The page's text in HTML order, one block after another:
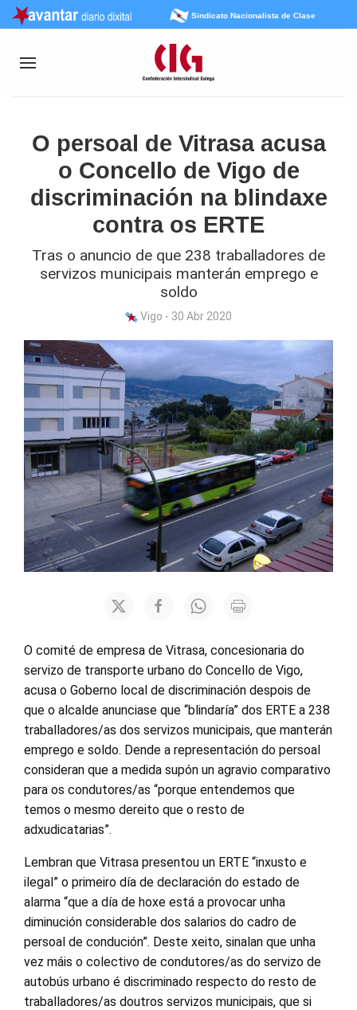
Sindicato Nacionalista de Clase
O persoal de Vitrasa acusa
o Concello de Vigo de
discriminación na blindaxe
contra os ERTE
Tras o anuncio de que 238 traballadores de
servizos municipais manterán emprego e
soldo
Vigo - 30 Abr 2020
O comité de empresa de Vitrasa, concesionaria do
servizo de transporte urbano do Concello de Vigo,
acusa o Goberno local de discriminación despois de
que o alcalde anunciase que “blindaría” dos ERTE a 238
traballadores/as dos servizos municipais, que manterán
emprego e soldo. Dende a representación do persoal
consideran que a medida supón un agravio comparativo
para os condutores/as “porque entendemos que
temos o mesmo dereito que o resto de
adxudicatarias”.
Lembran que Vitrasa presentou un ERTE “inxusto e
ilegal” o primeiro día de declaración do estado de
alarma “que a día de hoxe está a provocar unha
diminución considerable dos salarios do cadro de
persoal de condución”. Deste xeito, sinalan que unha
vez máis o colectivo de condutores/as do servizo de
autobús urbano é discriminado respecto do resto de
traballadores/as doutros servizos municipais, que si